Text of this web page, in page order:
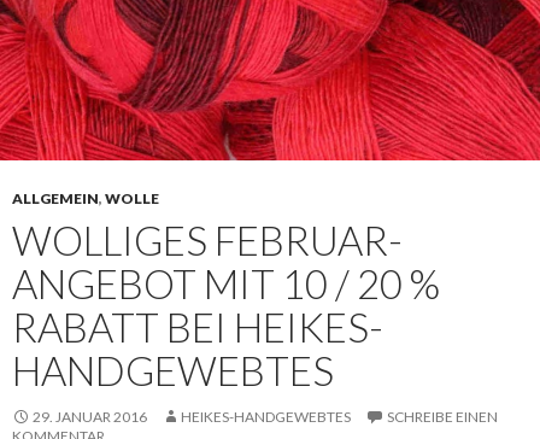
ALLGEMEIN, WOLLE
WOLLIGES FEBRUAR-
ANGEBOT MIT 10 / 20 %
RABATT BEI HEIKES-
HANDGEWEBTES
29. JANUAR 2016 HEIKES-HANDGEWEBTES
SCHREIBE EINEN